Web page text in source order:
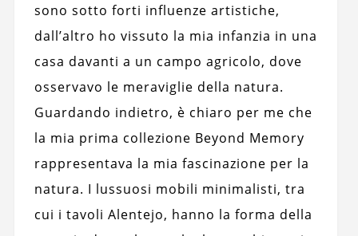
sono sotto forti influenze artistiche,
dall’altro ho vissuto la mia infanzia in una
casa davanti a un campo agricolo, dove
osservavo le meraviglie della natura.
Guardando indietro, è chiaro per me che
la mia prima collezione Beyond Memory
rappresentava la mia fascinazione per la
natura. I lussuosi mobili minimalisti, tra
cui i tavoli Alentejo, hanno la forma della